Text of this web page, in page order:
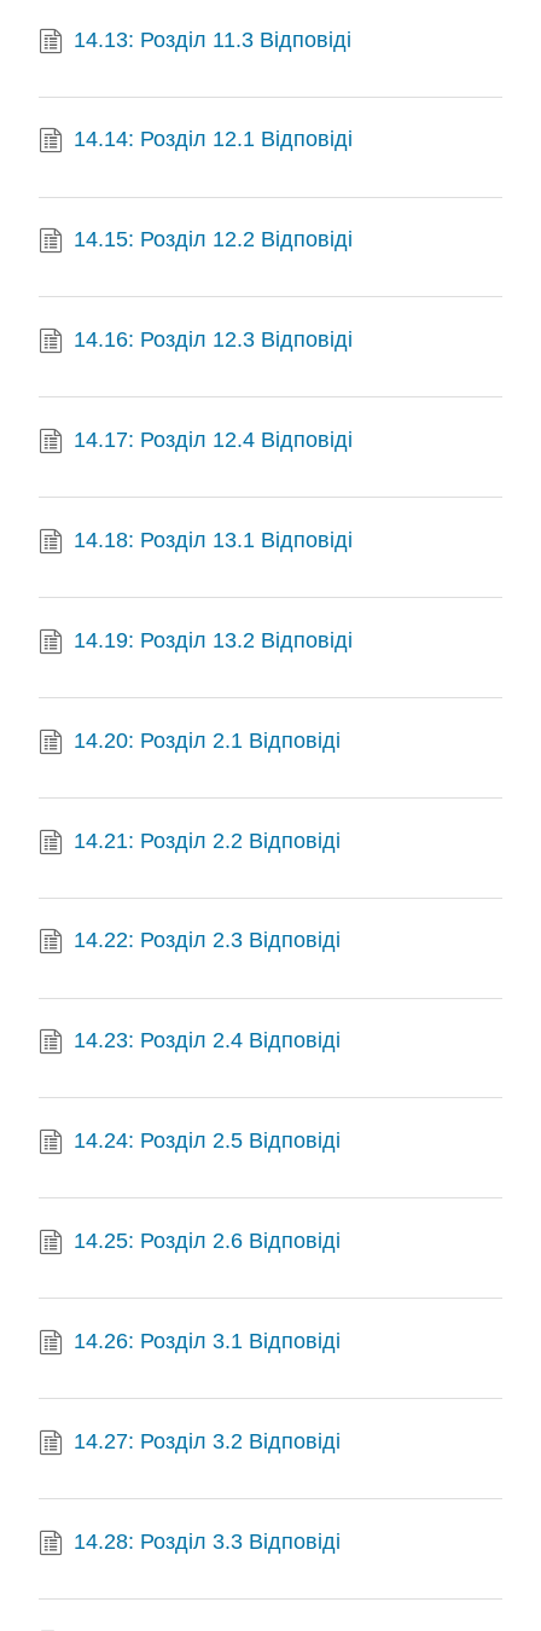
14.13: Розділ 11.3 Відповіді
14.14: Розділ 12.1 Відповіді
14.15: Розділ 12.2 Відповіді
14.16: Розділ 12.3 Відповіді
14.17: Розділ 12.4 Відповіді
14.18: Розділ 13.1 Відповіді
14.19: Розділ 13.2 Відповіді
14.20: Розділ 2.1 Відповіді
14.21: Розділ 2.2 Відповіді
14.22: Розділ 2.3 Відповіді
14.23: Розділ 2.4 Відповіді
14.24: Розділ 2.5 Відповіді
14.25: Розділ 2.6 Відповіді
14.26: Розділ 3.1 Відповіді
14.27: Розділ 3.2 Відповіді
14.28: Розділ 3.3 Відповіді